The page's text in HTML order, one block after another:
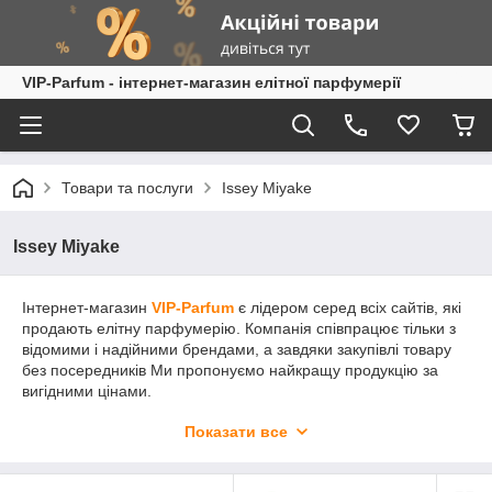
VIP-Parfum - інтернет-магазин елітної парфумерії
Товари та послуги Issey Miyake
Issey Miyake
Інтернет-магазин VIP-Parfum є лідером серед всіх сайтів, які
продають елітну парфумерію. Компанія співпрацює тільки з
відомими і надійними брендами, а завдяки закупівлі товару
без посередників Ми пропонуємо найкращу продукцію за
вигідними цінами.
покупка як для жінки, так і чоловіки різного віку. Хороші
Показати все